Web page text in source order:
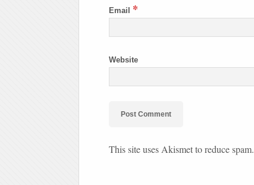
Email *
Website
This site uses Akismet to reduce spam.